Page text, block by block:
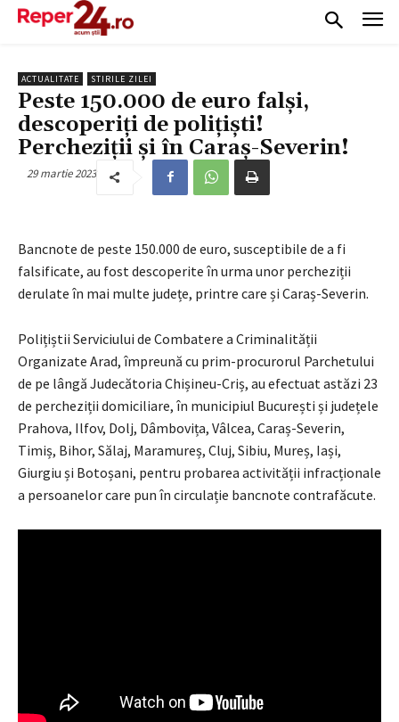
ACTUALITATE STIRILE ZILEI
Peste 150.000 de euro falși,
descoperiți de polițiști!
Percheziții și în Caraș-Severin!
29 martie 2023
Bancnote de peste 150.000 de euro, susceptibile de a fi
falsificate, au fost descoperite în urma unor percheziții
derulate în mai multe județe, printre care și Caraș-Severin.
Polițiștii Serviciului de Combatere a Criminalității
Organizate Arad, împreună cu prim-procurorul Parchetului
de pe lângă Judecătoria Chișineu-Criș, au efectuat astăzi 23
de percheziții domiciliare, în municipiul București și județele
Prahova, Ilfov, Dolj, Dâmbovița, Vâlcea, Caraș-Severin,
Timiș, Bihor, Sălaj, Maramureș, Cluj, Sibiu, Mureș, Iași,
Giurgiu și Botoșani, pentru probarea activității infracționale
a persoanelor care pun în circulație bancnote contrafăcute.